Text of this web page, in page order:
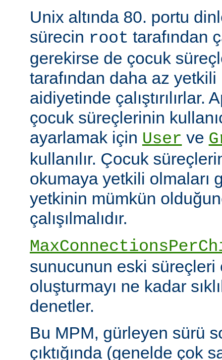
Unix altında 80. portu
sürecin root tarafından
gerekirse de çocuk
tarafından daha az yetkili
aidiyetinde çalıştırılırlar.
çocuk süreçlerinin
ayarlamak için User ve
kullanılır. Çocuk
okumaya yetkili olmaları
yetkinin mümkün
çalışılmalıdır.
sunucunun eski
oluşturmayı ne kadar
denetler.
Bu MPM, gürleyen sürü
çıktığında (genelde çok